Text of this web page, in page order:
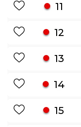
11
12
13
14
15